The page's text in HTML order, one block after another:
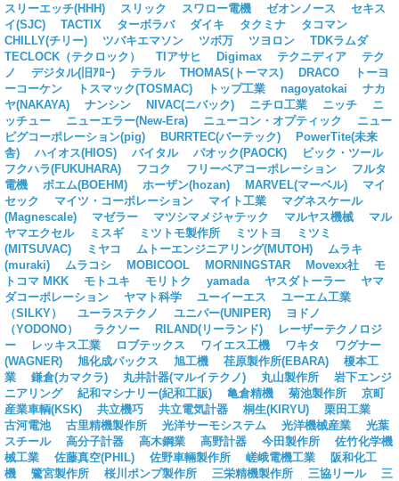
スリーエッチ(HHH) スリック スワロー電機 ゼオンノース
セキス
イ(SJC)
TACTIX ターボラバ ダイキ タクミナ
タコマン
CHILLY(チリー)
ツバキエマソン ツボ万 ツヨロン
TDKラムダ
TECLOCK（テクロック）
TIアサヒ Digimax テクニディア
テク
ノ
デジタル(旧ｱﾛｰ) テラル THOMAS(トーマス) DRACO
トーヨ
ーコーケン
トスマック(TOSMAC) トップ工業 nagoyatokai
ナカ
ヤ(NAKAYA)
ナンシン NIVAC(ニバック) ニチロ工業 ニッチ
ニ
ッチュー
ニューエラー(New-Era) ニューコン・オプティック
ニュー
ピグコーポレーション(pig)
BURRTEC(バーテック)
PowerTite(未来
舎)
ハイオス(HIOS) バイタル パオック(PAOCK)
ビック・ツール
フクハラ(FUKUHARA)
フコク フリーベアコーポレーション
フルタ
電機
ボエム(BOEHM) ホーザン(hozan) MARVEL(マーベル)
マイ
セック
マイツ・コーポレーション マイト工業
マグネスケール
(Magnescale)
マゼラー マツシマメジャテック マルヤス機械
マル
ヤマエクセル
ミスギ ミツトモ製作所 ミツトヨ
ミツミ
(MITSUVAC)
ミヤコ ムトーエンジニアリング(MUTOH)
ムラキ
(muraki)
ムラコシ MOBICOOL MORNINGSTAR Movexx社
モ
トコマ MKK
モトユキ モリトク yamada ヤスダトーラー
ヤマ
ダコーポレーション
ヤマト科学 ユーイーエス
ユーエム工業
（SILKY）
ユーラステクノ ユニパー(UNIPER)
ヨドノ
（YODONO）
ラクソー RILAND(リーランド)
レーザーテクノロジ
ー
レッキス工業 ロブテックス ワイエス工機 ワキタ
ワグナー
(WAGNER)
旭化成パックス 旭工機 荏原製作所(EBARA)
榎本工
業
鎌倉(カマクラ) 丸井計器(マルイテクノ) 丸山製作所
岩下エンジ
ニアリング
紀和マシナリー(紀和工販) 亀倉精機 菊池製作所
京町
産業車輌(KSK)
共立機巧 共立電気計器 桐生(KIRYU)
栗田工業
古河電池
古里精機製作所 光洋サーモシステム 光洋機械産業
光葉
スチール
高分子計器 高木鋼業 高野計器 今田製作所
佐竹化学機
械工業
佐藤真空(PHIL) 佐野車輛製作所 嵯峨電機工業
阪和化工
機
鷺宮製作所 桜川ポンプ製作所 三栄精機製作所 三協リール
三